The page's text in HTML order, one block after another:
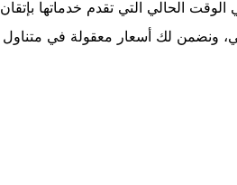
الحالي التي تقدم خدماتها
ونضمن لك أسعار معقولة في متناول